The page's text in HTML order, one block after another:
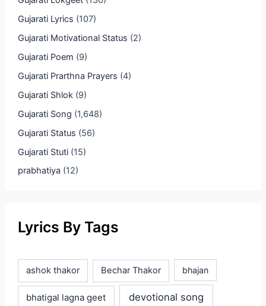
Gujarati Lyrics (107)
Gujarati Motivational Status (2)
Gujarati Poem (9)
Gujarati Prarthna Prayers (4)
Gujarati Shlok(9)
Gujarati Song (1,648)
Gujarati Status (56)
Gujarati Stuti(15)
prabhatiya (12)
Lyrics By Tags
ashok thakor Bechar Thakor bhajan
bhatigal lagna geet devotional song